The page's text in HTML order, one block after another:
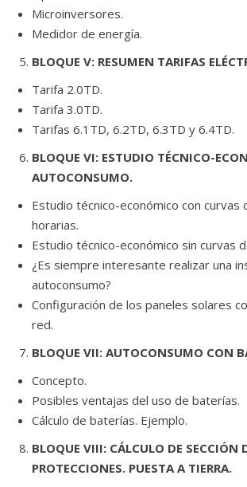
Microinversores.
Medidor de energía.
BLOQUE V: RESUMEN TARIFAS
Tarifa 2.0TD.
Tarifa 3.0TD.
Tarifas 6.1TD, 6.2TD, 6.3TD y 6.4TD.
BLOQUE VI: ESTUDIO TÉCNICO-
AUTOCONSUMO.
Estudio técnico-económico con curvas
horarias.
Estudio técnico-económico sin curvas
¿Es siempre interesante realizar una
autoconsumo?
Configuración de los paneles solares
red.
BLOQUE VII: AUTOCONSUMO CON
Concepto.
Posibles ventajas del uso de baterías.
Cálculo de baterías. Ejemplo.
BLOQUE VIII: CÁLCULO DE SECCIÓN
PROTECCIONES. PUESTA A TIERRA.